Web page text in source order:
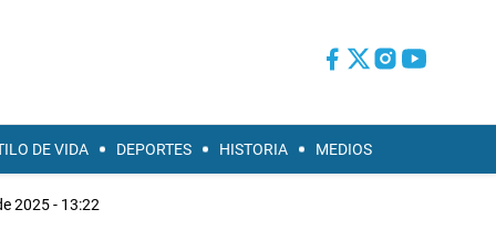
DE VIDA DEPORTES HISTORIA MEDIOS
2025 - 13:22